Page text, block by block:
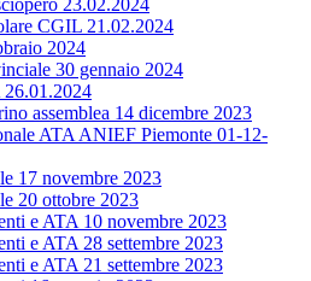
23.02.2024
CGIL 21.02.2024
2024
30 gennaio 2024
26.01.2024
assemblea 14 dicembre 2023
ATA ANIEF Piemonte 01-12-
17 novembre 2023
20 ottobre 2023
e ATA 10 novembre 2023
e ATA 28 settembre 2023
e ATA 21 settembre 2023